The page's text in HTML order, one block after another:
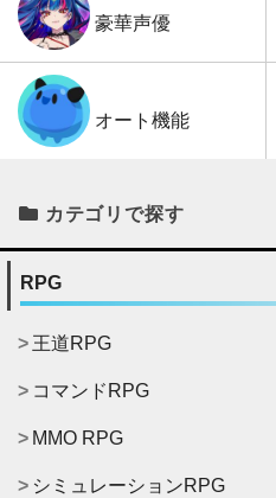
豪華声優
オート機能
カテゴリで探す
RPG
王道RPG
コマンドRPG
MMO RPG
シミュレーションRPG